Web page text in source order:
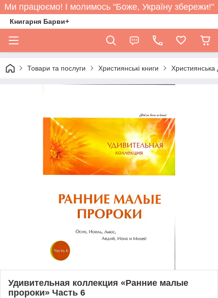
Ми працюємо! І молимось "Боже, Україну збережи!"
Книгарня Барви+
Товари та послуги Християнські книги Християнська
Удивительная коллекция «Ранние малые
пророки» Часть 6